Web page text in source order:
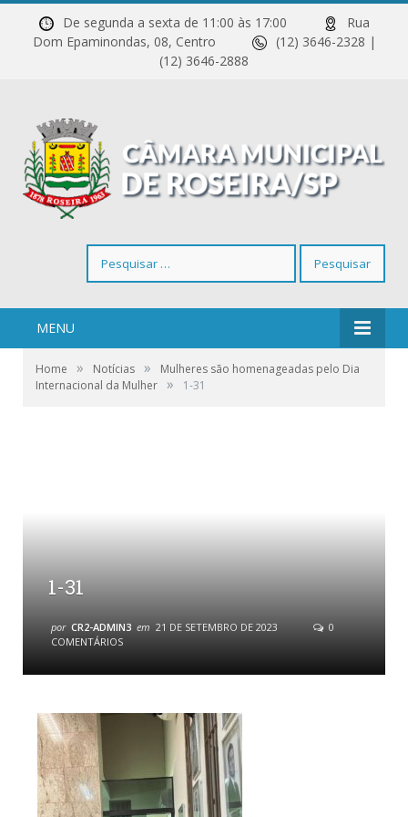
De segunda a sexta de 11:00 às 17:00
Rua
Dom Epaminondas, 08, Centro
(12) 3646-2328 |
(12) 3646-2888
por:
MENU
Home » Notícias »
Mulheres são homenageadas pelo Dia
Internacional da Mulher » 1-31
1-31
por CR2-ADMIN3 em 21 DE SETEMBRO DE 2023
0
COMENTÁRIOS